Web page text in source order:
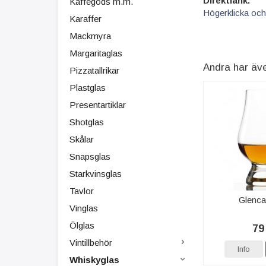
Karaffer
Mackmyra
Margaritaglas
Pizzatallrikar
Plastglas
Presentartiklar
Shotglas
Skålar
Snapsglas
Starkvinsglas
Tavlor
Vinglas
Ölglas
Vintillbehör
Whiskyglas
Högerklicka
Andra har
Info